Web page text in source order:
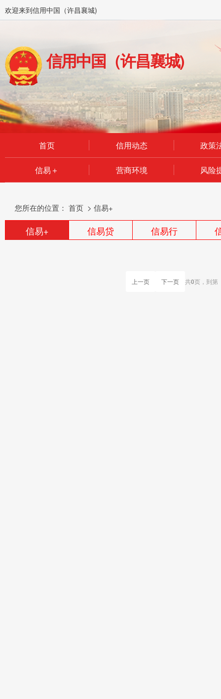
欢迎来到信用中国（许昌襄城)
信用中国（许昌襄城)
首页 信用动态 政策
信易＋ 营商环境 风险
您所在的位置： 首页 > 信易+
信易+ 信易贷 信易行
上一页 下一页 共0页， 到第